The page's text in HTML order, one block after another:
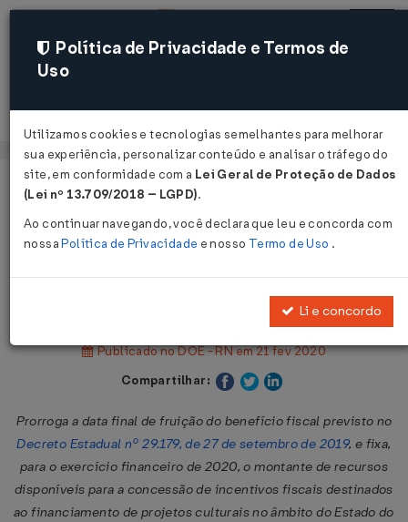
Acessar
Página Inicial
Legislações
Decreto Nº 29462 DE 20/02/2020
Publicado no DOE - RN em 21 fev 2020
Compartilhar:
Prorroga a data final de fruição do benefício fiscal previsto no
Decreto Estadual nº 29.179, de 27 de setembro de 2019, e fixa,
para o exercício financeiro de 2020, o montante de recursos
disponíveis para a concessão de incentivos fiscais destinados
ao financiamento de projetos culturais no âmbito do Estado do
Política de Privacidade e Termos de
Uso
Utilizamos cookies e tecnologias semelhantes para melhorar
sua experiência, personalizar conteúdo e analisar o tráfego do
site, em conformidade com a Lei Geral de Proteção de Dados
(Lei nº 13.709/2018 – LGPD).
Ao continuar navegando, você declara que leu e concorda com
nossaPolítica de Privacidade e nosso Termo de Uso .
Li e concordo